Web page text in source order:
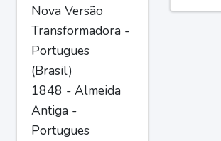
Nova Versão
Transformadora -
Portugues
(Brasil)
1848 - Almeida
Antiga -
Portugues